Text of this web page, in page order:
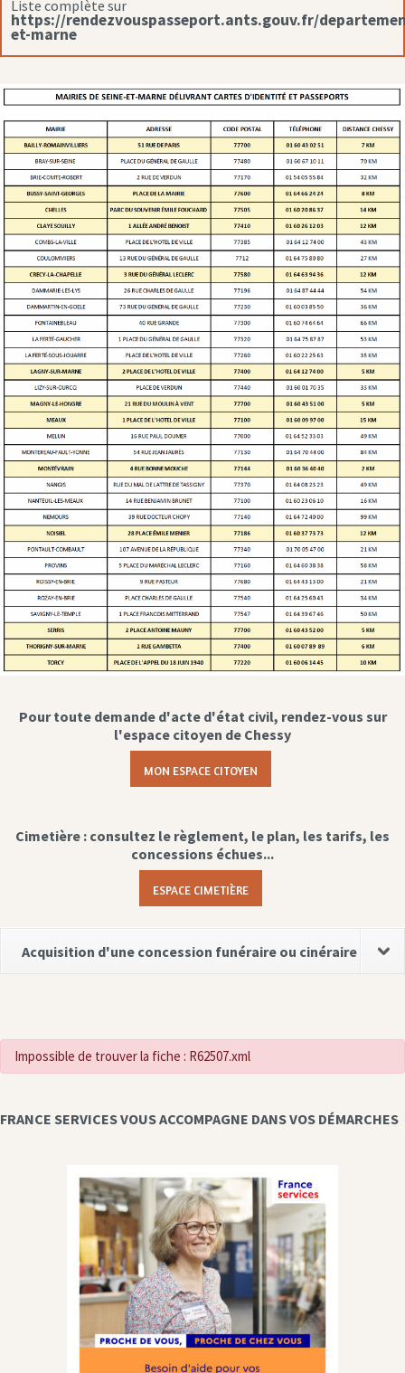
Liste complète sur
https://rendezvouspasseport.ants.gouv.fr/
et-marne
Pour toute demande d'acte d'état civil, rendez-vous sur
l'espace citoyen de Chessy
MON ESPACE CITOYEN
Cimetière : consultez le règlement, le plan, les tarifs, les
concessions échues...
ESPACE CIMETIÈRE
Acquisition d'une concession funéraire ou cinéraire
Impossible de trouver la fiche : R62507.xml
FRANCE SERVICES VOUS ACCOMPAGNE DANS VOS DÉMARCHES